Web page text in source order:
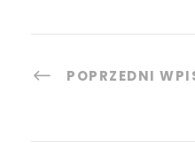
POPRZEDNI